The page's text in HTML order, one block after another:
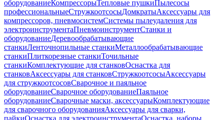
оборудованиеКомпрессорыТепловые пушкиПылесосы
профессиональныеСтружкоотсосыДомкратыАксессуары для
компрессоров, пневмосистемСистемы пылеудаления для
электроинструментаПневмоинструментСтанки и
оборудованиеДеревообрабатывающие
станкиЛенточнопильные станкиМеталлообрабатывающие
станкиПлиткорезные станкиТочильные
станкиКомплектующие для станковОснастка для
станковАксессуары для станковСтружкоотсосыАксессуары
для стружкоотсосовСварочное и паяльное
оборудованиеСварочное оборудованиеПаяльное
оборудованиеСварочные маски, аксессуарыКомплектующие
для сварочного оборудованияАксессуары для сварки,
пайкиОснастка для электроинструментаОснастка, наборы